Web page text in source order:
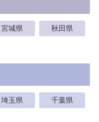
宮城県 秋田県
埼玉県 千葉県